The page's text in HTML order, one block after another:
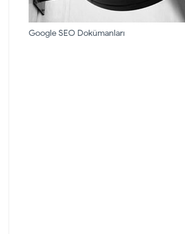
Google SEO Dokümanları